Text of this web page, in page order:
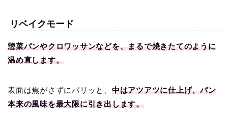
リベイクモード
惣菜パンやクロワッサンなどを、まるで焼きたてのように
温め直します。
表面は焦がさずにパリッと、 中はアツアツに仕上げ、パン
本来の風味を最大限に引き出します。